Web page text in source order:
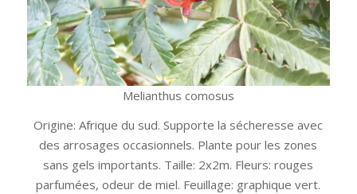
Melianthus comosus
Origine: Afrique du sud. Supporte la sécheresse avec
des arrosages occasionnels. Plante pour les zones
sans gels importants. Taille: 2x2m. Fleurs: rouges
parfumées, odeur de miel. Feuillage: graphique vert.